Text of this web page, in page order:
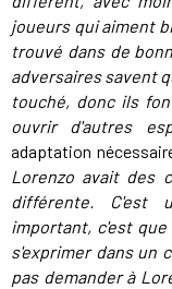
joueurs qui aiment
trouvé dans de
adversaires savent
touché, donc ils
ouvrir d'autres
adaptation
Lorenzo avait des
différente. C'est
important, c'est
s'exprimer dans un
pas demander à